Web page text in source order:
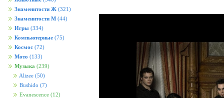
Знаменитости Ж (321)
Знаменитости М (44)
Игры (334)
Компьютерные (75)
Космос (72)
Мото (133)
Музыка (239)
Alizee (50)
Bushido (7)
Evanescence (12)